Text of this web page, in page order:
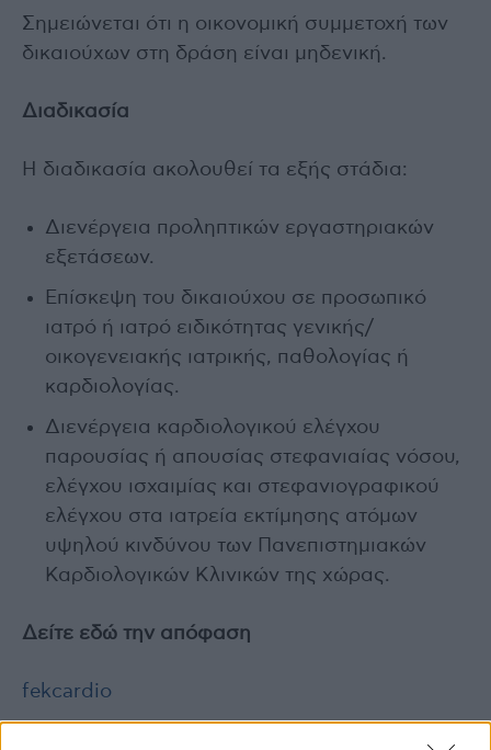
Σημειώνεται ότι η οικονομική συμμετοχή των
δικαιούχων στη δράση είναι μηδενική.
Διαδικασία
Η διαδικασία ακολουθεί τα εξής στάδια:
Διενέργεια προληπτικών εργαστηριακών
εξετάσεων.
Επίσκεψη του δικαιούχου σε προσωπικό
ιατρό ή ιατρό ειδικότητας γενικής/
οικογενειακής ιατρικής, παθολογίας ή
καρδιολογίας.
Διενέργεια καρδιολογικού ελέγχου
παρουσίας ή απουσίας στεφανιαίας νόσου,
ελέγχου ισχαιμίας και στεφανιογραφικού
ελέγχου στα ιατρεία εκτίμησης ατόμων
υψηλού κινδύνου των Πανεπιστημιακών
Καρδιολογικών Κλινικών της χώρας.
Δείτε εδώ την απόφαση
fekcardio